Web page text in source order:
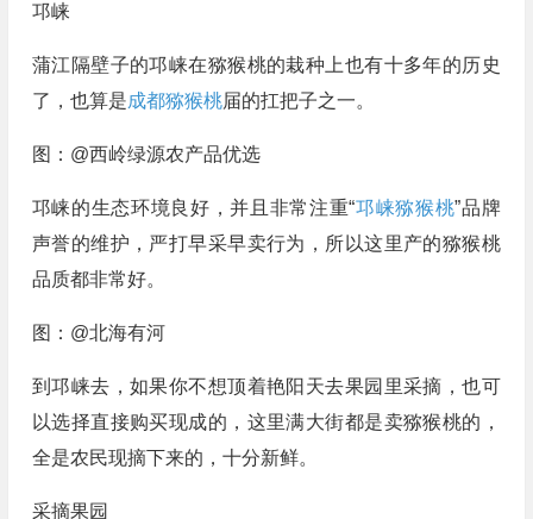
邛崃
蒲江隔壁子的邛崃在猕猴桃的栽种上也有十多年的历史
了，也算是成都猕猴桃届的扛把子之一。
图：@西岭绿源农产品优选
邛崃的生态环境良好，并且非常注重“邛崃猕猴桃”品牌
声誉的维护，严打早采早卖行为，所以这里产的猕猴桃
品质都非常好。
图：@北海有河
到邛崃去，如果你不想顶着艳阳天去果园里采摘，也可
以选择直接购买现成的，这里满大街都是卖猕猴桃的，
全是农民现摘下来的，十分新鲜。
采摘果园